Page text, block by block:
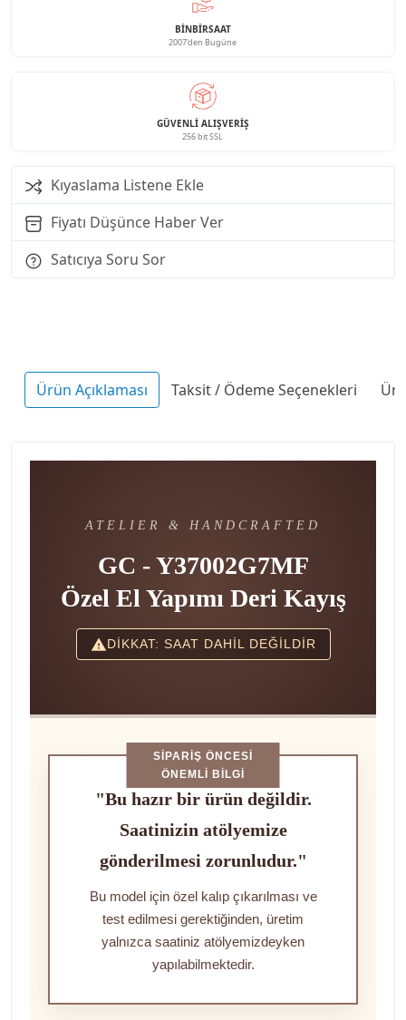
BINBIRSAAT
2007'den Bugüne
GÜVENLI ALIŞVERIŞ
256 bit SSL
Kıyaslama Listene Ekle
Fiyatı Düşünce Haber Ver
Satıcıya Soru Sor
Ürün Açıklaması Taksit / Ödeme Seçenekleri
ATELIER & HANDCRAFTED
GC - Y37002G7MF
Özel El Yapımı Deri Kayış
DİKKAT: SAAT DAHİL DEĞİLDİR
SIPARIŞ ÖNCESI
ÖNEMLI BILGI
"Bu hazır bir ürün değildir.
Saatinizin atölyemize
gönderilmesi zorunludur."
Bu model için özel kalıp çıkarılması ve
test edilmesi gerektiğinden, üretim
yalnızca saatiniz atölyemizdeyken
yapılabilmektedir.